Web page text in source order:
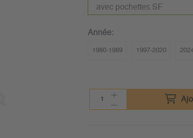
Année:
1980-1989 1997-2020